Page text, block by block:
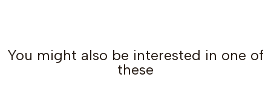
You might also be interested in one of
these